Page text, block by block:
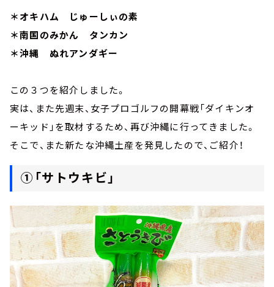
＊オキハム じゅーしぃの素
＊南国のみかん タンカン
＊沖縄 ぬれアンダギー
この３つを紹介しました。
実は、また先週末、女子プロゴルフの開幕戦「ダイキンオ
ーキッド」を取材するため、再び沖縄に行ってきました。
そこで、また新たな沖縄土産を発見したので、ご紹介！
①「サトウキビ」